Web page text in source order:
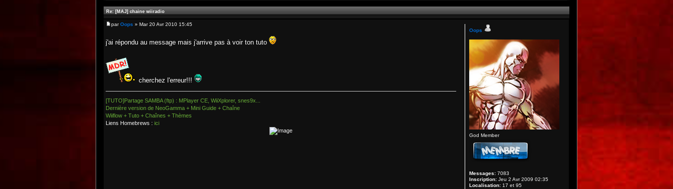
Re: [MAJ] chaine wiiradio
parOops » Mar 20 Avr 2010 15:45
j'ai répondu au message mais j'arrive pas à voir ton tuto
cherchez l'erreur!!!
[TUTO]Partage SAMBA (ftp) : MPlayer CE, WiiXplorer, snes9x...
Dernière version de NeoGamma + Mini Guide + Chaîne
Wiiflow + Tuto + Chaînes + Thèmes
Liens Homebrews : ici
Oops
God Member
Messages: 7083
Inscription: Jeu 2 Avr 2009 02:35
Localisation: 17 et 95